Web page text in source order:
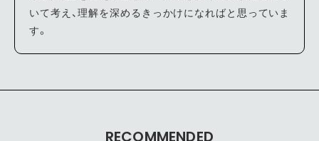
いて考え、理解を深めるきっかけになればと思っていま
す。
RECOMMENDED